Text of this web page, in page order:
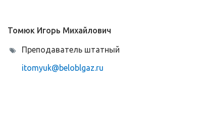
Томюк Игорь Михайлович
Преподаватель штатный
itomyuk@beloblgaz.ru